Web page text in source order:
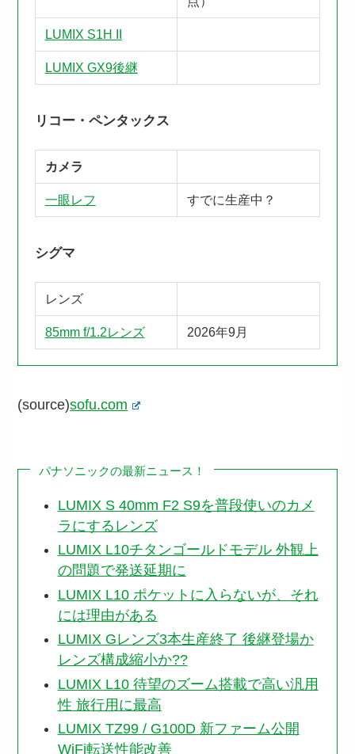
LUMIX S1H II
LUMIX GX9後継
リコー・ペンタックス
カメラ
一眼レフ すでに生産中？
シグマ
レンズ
85mm f/1.2レンズ 2026年9月
(source)sofu.com
パナソニックの最新ニュース！
LUMIX S 40mm F2 S9を普段使いのカメ
ラにするレンズ
LUMIX L10チタンゴールドモデル 外観上
の問題で発送延期に
LUMIX L10 ポケットに入らないが、それ
には理由がある
LUMIX Gレンズ3本生産終了 後継登場か
レンズ構成縮小か??
LUMIX L10 待望のズーム搭載で高い汎用
性 旅行用に最高
LUMIX TZ99 / G100D 新ファーム公開
WiFi転送性能改善